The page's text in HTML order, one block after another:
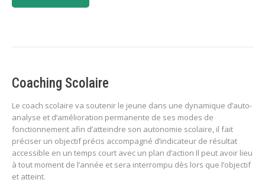
Coaching Scolaire
Le coach scolaire va soutenir le jeune dans une dynamique d’auto-
analyse et d’amélioration permanente de ses modes de
fonctionnement afin d’atteindre son autonomie scolaire, il fait
préciser un objectif précis accompagné d’indicateur de résultat
accessible en un temps court avec un plan d’action Il peut avoir lieu
à tout moment de l’année et sera interrompu dès lors que l’objectif
et atteint.